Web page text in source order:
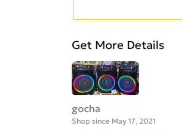
Get More Details
gocha
Shop since May 17, 2021